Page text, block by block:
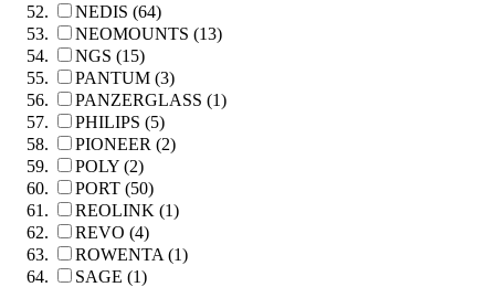
NEDIS (64)
NEOMOUNTS (13)
NGS (15)
PANTUM (3)
PANZERGLASS (1)
PHILIPS (5)
PIONEER (2)
POLY (2)
PORT (50)
REOLINK (1)
REVO (4)
ROWENTA (1)
SAGE (1)